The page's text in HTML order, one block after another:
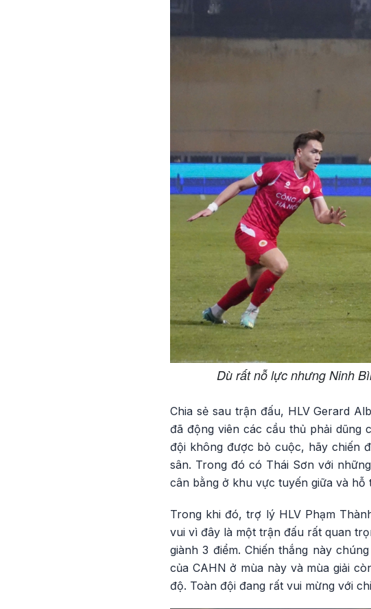
Dù rất nỗ lực nhưng Ninh
Chia sẻ sau trận đấu, HLV Gerard
đã động viên các cầu thủ phải dũng
đội không được bỏ cuộc, hãy chiến
sân. Trong đó có Thái Sơn với
cân bằng ở khu vực tuyến giữa và hỗ
Trong khi đó, trợ lý HLV Phạm
vui vì đây là một trận đấu rất quan
giành 3 điểm. Chiến thắng này
của CAHN ở mùa này và mùa giải
độ. Toàn đội đang rất vui mừng với